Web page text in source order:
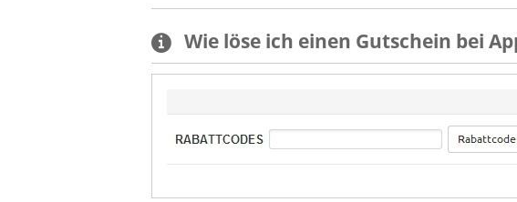
Wie löse ich einen Gutschein bei